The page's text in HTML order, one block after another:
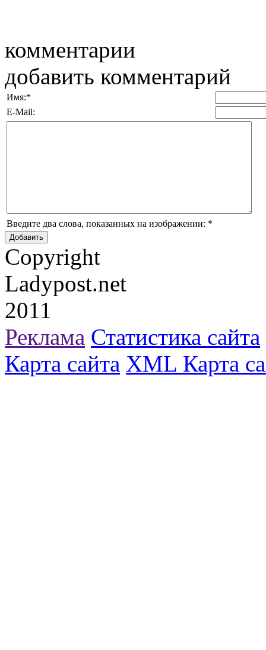
комментарии
добавить комментарий
Имя:*
E-Mail:
Введите два слова, показанных на изображении: *
Copyright
Ladypost.net
2011
Реклама Статистика сайта
Карта сайта XML Карта